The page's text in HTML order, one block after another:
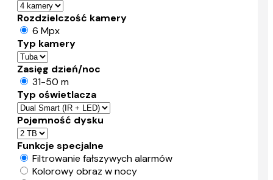
Rozdzielczość kamery
6 Mpx
Typ kamery
Zasięg dzień/noc
31-50 m
Typ oświetlacza
Pojemność dysku
Funkcje specjalne
Filtrowanie fałszywych alarmów
Kolorowy obraz w nocy